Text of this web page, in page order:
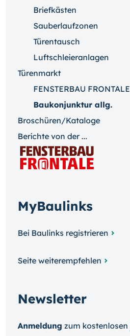
Briefkästen
Sauberlaufzonen
Türentausch
Luftschleieranlagen
Türenmarkt
FENSTERBAU FRONTALE
Baukonjunktur allg.
Broschüren/Kataloge
Berichte von der ...
MyBaulinks
Bei Baulinks registrieren
Seite weiterempfehlen
Newsletter
Anmeldung zum kosten­losen